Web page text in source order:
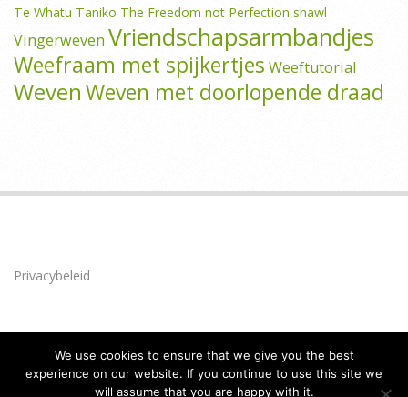
Te Whatu Taniko The Freedom not Perfection shawl
Vingerweven Vriendschapsarmbandjes
Weefraam met spijkertjes Weeftutorial
WevenWeven met doorlopende draad
Privacybeleid
We use cookies to ensure that we give you the best
experience on our website. If you continue to use this site we
will assume that you are happy with it.